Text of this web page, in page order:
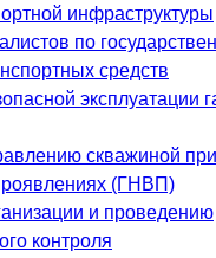
инфраструктуры
по
средств
эксплуатации
скважиной при
(ГНВП)
и проведению
контроля